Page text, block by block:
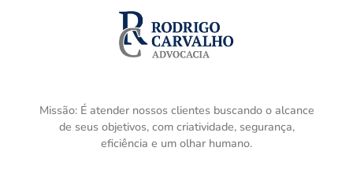
Missão: É atender nossos clientes buscando o alcance
de seus objetivos, com criatividade, segurança,
eficiência e um olhar humano.